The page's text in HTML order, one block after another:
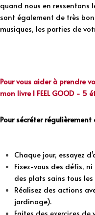
quand nous en ressentons
sont également de très
musiques, les parties de
Pour vous aider à prendre
mon livre I FEEL GOOD - 5
Pour sécréter
Chaque jour, essayez
Fixez-vous des défis,
des plats sains tous
Réalisez des actions
jardinage).
Faites des exercices